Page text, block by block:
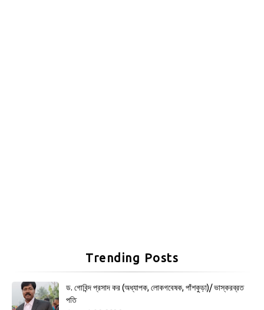
Trending Posts
ড. গোবিন্দ প্রসাদ কর (অধ্যাপক, লোকগবেষক, পাঁশকুড়া)/ ভাস্করব্রত
পতি